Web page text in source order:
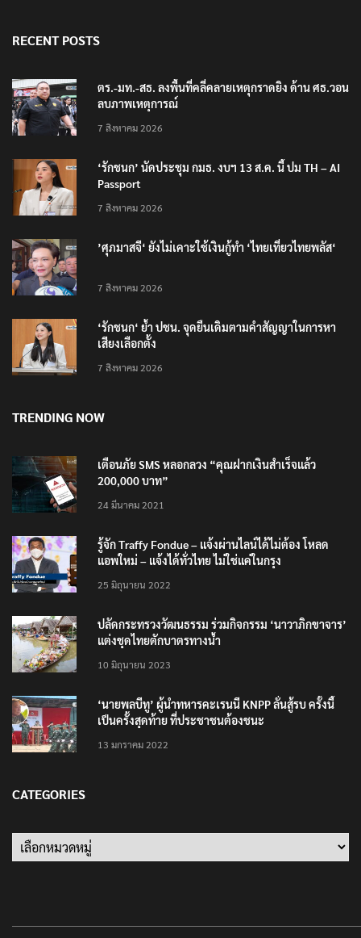
RECENT POSTS
ตร.-มท.-สธ. ลงพื้นที่คลี่คลายเหตุกราดยิง ด้าน ศธ.วอน
ลบภาพเหตุการณ์
7 สิงหาคม 2026
‘รักชนก’ นัดประชุม กมธ. งบฯ 13 ส.ค. นี้ ปม TH – AI
Passport
7 สิงหาคม 2026
’ศุภมาสจี‘ ยังไม่เคาะใช้เงินกู้ทำ ‘ไทยเที่ยวไทยพลัส‘
7 สิงหาคม 2026
‘รักชนก‘ ย้ำ ปชน. จุดยืนเดิมตามคำสัญญาในการหา
เสียงเลือกตั้ง
7 สิงหาคม 2026
TRENDING NOW
เตือนภัย SMS หลอกลวง “คุณฝากเงินสำเร็จแล้ว
200,000 บาท”
24 มีนาคม 2021
รู้จัก Traffy Fondue – แจ้งผ่านไลน์ได้ไม่ต้อง โหลด
แอพใหม่ – แจ้งได้ทั่วไทย ไม่ใช่แค่ในกรุง
25 มิถุนายน 2022
ปลัดกระทรวงวัฒนธรรม ร่วมกิจกรรม ‘นาวาภิกขาจาร’
แต่งชุดไทยตักบาตรทางน้ำ
10 มิถุนายน 2023
‘นายพลบีทู’ ผู้นำทหารคะเรนนี KNPP ลั่นสู้รบ ครั้งนี้
เป็นครั้งสุดท้าย ที่ประชาชนต้องชนะ
13 มกราคม 2022
CATEGORIES
Categories